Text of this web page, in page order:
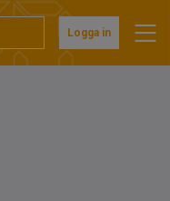
Logga in